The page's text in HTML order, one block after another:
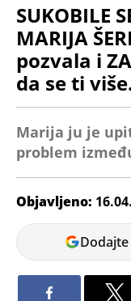
SUKOBILE
MARIJA
pozvala i
da se ti
Marija ju je
problem
Objavljeno:
Vanja
Pejić